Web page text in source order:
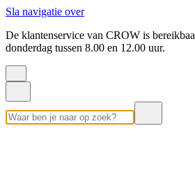
Sla navigatie over
De klantenservice van CROW is
donderdag tussen 8.00 en 12.00 uur.